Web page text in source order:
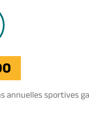
annuelles sportives